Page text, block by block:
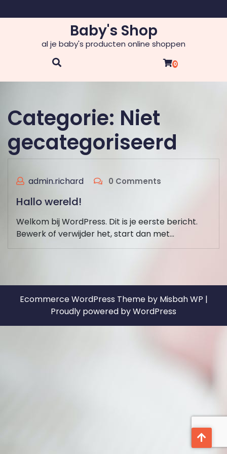
to
Baby's Shop
al je baby's producten online shoppen
0
Categorie: Niet
gecategoriseerd
admin.richard 0 Comments
Hallo wereld!
Welkom bij WordPress. Dit is je eerste bericht.
Bewerk of verwijder het, start dan met…
Ecommerce WordPress Theme by Misbah WP |
Proudly powered by WordPress